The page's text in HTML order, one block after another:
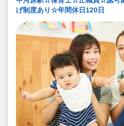
げ制度あり☆年間休日120日